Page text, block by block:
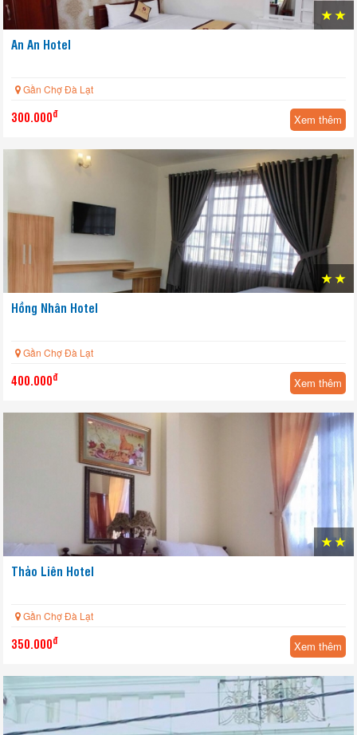
HOT
An An Hotel
Gần Chợ Đà Lạt
300.000đ Xem thêm
HOT
Hồng Nhân Hotel
Gần Chợ Đà Lạt
400.000đ Xem thêm
Thảo Liên Hotel
Gần Chợ Đà Lạt
350.000đ Xem thêm